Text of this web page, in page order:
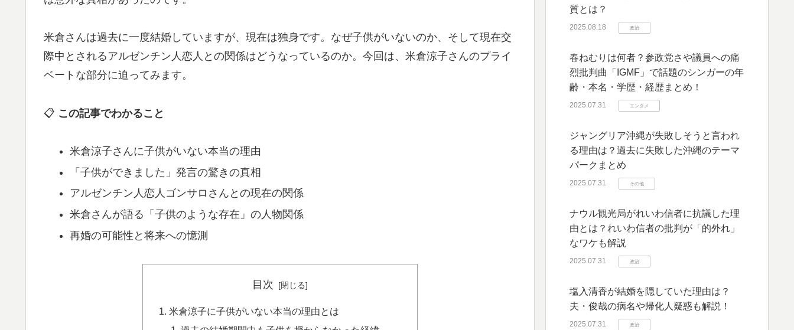
米倉さんは過去に一度結婚していますが、現在は独身です。なぜ子供がいないのか、そして現在交
際中とされるアルゼンチン人恋人との関係はどうなっているのか。今回は、米倉涼子さんのプライ
ベートな部分に迫ってみます。
📋 この記事でわかること
米倉涼子さんに子供がいない本当の理由
「子供ができました」発言の驚きの真相
アルゼンチン人恋人ゴンサロさんとの現在の関係
米倉さんが語る「子供のような存在」の人物関係
再婚の可能性と将来への憶測
目次
米倉涼子に子供がいない本当の理由とは
質とは？
2025.08.18 政治
春ねむりは何者？参政党さや議員への痛
烈批判曲「IGMF」で話題のシンガーの年
齢・本名・学歴・経歴まとめ！
2025.07.31 エンタメ
ジャングリア沖縄が失敗しそうと言われ
る理由は？過去に失敗した沖縄のテーマ
パークまとめ
2025.07.31 その他
ナウル観光局がれいわ信者に抗議した理
由とは？れいわ信者の批判が「的外れ」
なワケも解説
2025.07.31 政治
塩入清香が結婚を隠していた理由は？
夫・俊哉の病名や帰化人疑惑も解説！
2025.07.31 政治